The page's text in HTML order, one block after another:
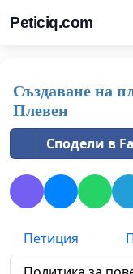
Peticiq.com
Създаване на
Плевен
Сподели в
Петиция